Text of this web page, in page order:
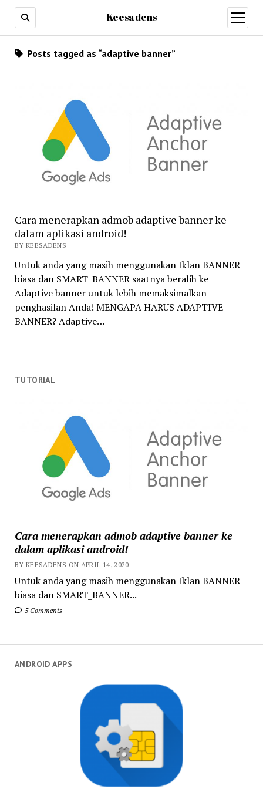
Keesadens
open
menu
TUTORIAL
Cara menerapkan admob adaptive banner ke
dalam aplikasi android!
BY KEESADENS ON APRIL 14, 2020
Untuk anda yang masih menggunakan Iklan BANNER
biasa dan SMART_BANNER...
5 Comments
Posts tagged as “adaptive banner”
Cara menerapkan admob adaptive banner ke
dalam aplikasi android!
BY KEESADENS
Untuk anda yang masih menggunakan Iklan BANNER
biasa dan SMART_BANNER saatnya beralih ke
Adaptive banner untuk lebih memaksimalkan
penghasilan Anda! MENGAPA HARUS ADAPTIVE
BANNER? Adaptive…
ANDROID APPS